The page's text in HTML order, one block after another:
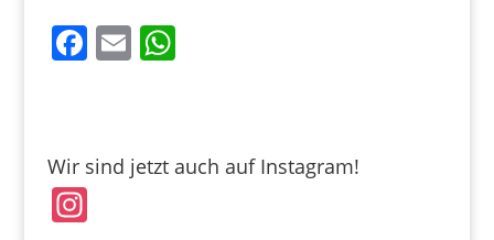
F
e
b
o
E
l
W
A
Wir sind jetzt auch auf Instagram!
In